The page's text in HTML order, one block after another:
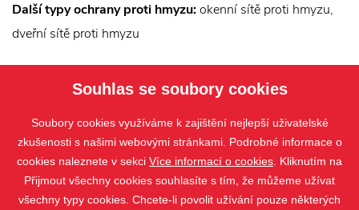
Další typy ochrany proti hmyzu:okenní sítě proti hmyzu,
dveřní sítě proti hmyzu
Další typy sítí proti hmyzu: sítě proti hmyzu,okenní sítě
Souhlas se soubory cookies
Soubory cookies využíváme k zajištění nejlepší uživatelské
zkušenosti s našimi webovými stránkami. Podrobné informace o
cookies naleznete v sekci Více informací o cookies . Kliknutím na
Přijmout všechny cookies souhlasíte s tím, že můžeme užívat
všechny typy cookies. Chcete-li povolit užívání pouze některých